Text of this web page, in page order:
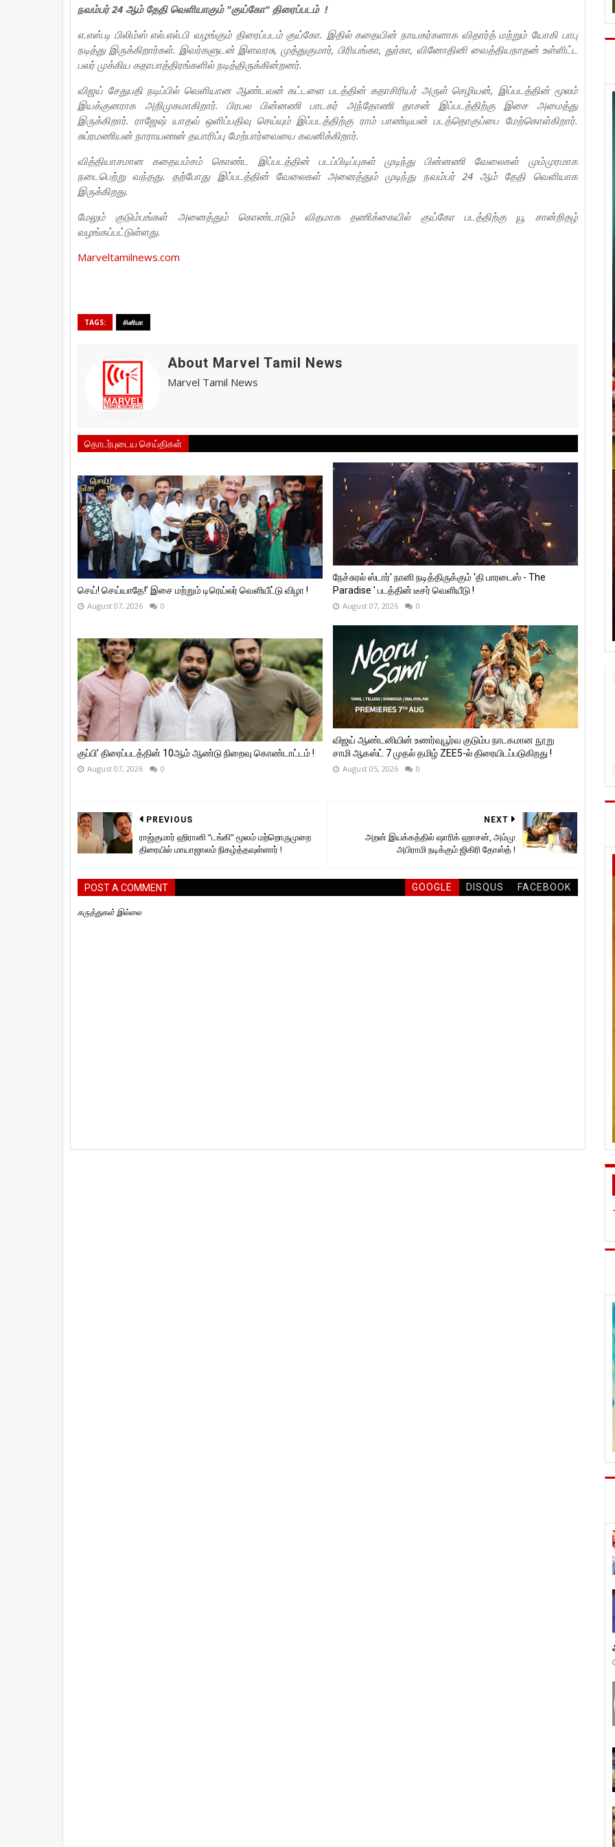
நவம்பர் 24 ஆம் தேதி வெளியாகும் "குய்கோ" திரைப்படம் !
எ.எஸ்.டி பிலிம்ஸ் எல்.எல்.பி வழங்கும் திரைப்படம் குய்கோ. இதில் கதையின் நாயகர்களாக விதார்த் மற்றும் யோகி பாபு
நடித்து இருக்கிறார்கள். இவர்களுடன் இளவரசு, முத்துகுமார், பிரியங்கா, துர்கா, வினோதினி வைத்தியநாதன் உள்ளிட்ட
பலர் முக்கிய கதாபாத்திரங்களில் நடித்திருக்கின்றனர்.
விஜய் சேதுபதி நடிப்பில் வெளியான ஆண்டவன் கட்டளை படத்தின் கதாசிரியர் அருள் செழியன், இப்படத்தின் மூலம்
இயக்குனராக அறிமுகமாகிறார். பிரபல பின்னணி பாடகர் அந்தோணி தாசன் இப்படத்திற்கு இசை அமைத்து
இருக்கிறார். ராஜேஷ் யாதவ் ஒளிப்பதிவு செய்யும் இப்படத்திற்கு ராம் பாண்டியன் படத்தொகுப்பை மேற்கொள்கிறார்.
சுப்ரமணியன் நாராயணன் தயாரிப்பு மேற்பார்வையை கவனிக்கிறார்.
வித்தியாசமான கதையம்சம் கொண்ட இப்படத்தின் படப்பிடிப்புகள் முடிந்து பின்னணி வேலைகள் மும்முரமாக
நடைபெற்று வந்தது. தற்போது இப்படத்தின் வேலைகள் அனைத்தும் முடிந்து நவம்பர் 24 ஆம் தேதி வெளியாக
இருக்கிறது.
மேலும் குடும்பங்கள் அனைத்தும் கொண்டாடும் விதமாக தணிக்கையில் குய்கோ படத்திற்கு யூ சான்றிதழ்
வழங்கப்பட்டுள்ளது.
Marveltamilnews.com
TAGS: சினிமா
About Marvel Tamil News
Marvel Tamil News
தொடர்புடைய செய்திகள்
செய்! செய்யாதே!’ இசை மற்றும் டிரெய்லர் வெளியீட்டு விழா !
August 07, 2026 0
நேச்சுரல் ஸ்டார்' நானி நடித்திருக்கும் 'தி பாரடைஸ் - The
Paradise ' படத்தின் டீசர் வெளியீடு !
August 07, 2026 0
குப்பி’ திரைப்படத்தின் 10ஆம் ஆண்டு நிறைவு கொண்டாட்டம் !
August 07, 2026 0
விஜய் ஆண்டனியின் உணர்வுபூர்வ குடும்ப நாடகமான நூறு
சாமி ஆகஸ்ட் 7 முதல் தமிழ் ZEE5-ல் திரையிடப்படுகிறது !
August 05, 2026 0
NEXT
அறன் இயக்கத்தில் ஷாரிக் ஹாசன், அம்மு
அபிராமி நடிக்கும் ஜிகிரி தோஸ்த் !
PREVIOUS
ராஜ்குமார் ஹிரானி “டங்கி” மூலம் மற்றொருமுறை
திரையில் மாயாஜாலம் நிகழ்த்தவுள்ளார் !
POST A COMMENT GOOGLE DISQUS FACEBOOK
கருத்துகள் இல்லை